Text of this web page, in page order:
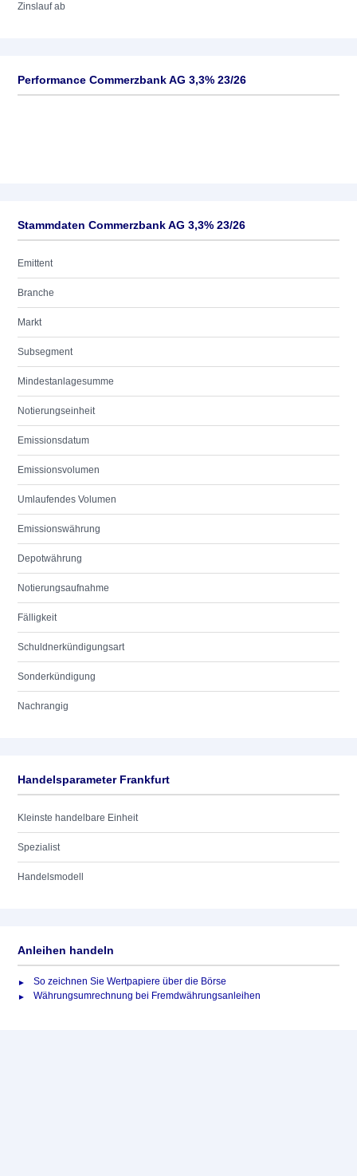
Zinslauf ab
Performance Commerzbank AG 3,3% 23/26
Stammdaten Commerzbank AG 3,3% 23/26
Emittent
Branche
Markt
Subsegment
Mindestanlagesumme
Notierungseinheit
Emissionsdatum
Emissionsvolumen
Umlaufendes Volumen
Emissionswährung
Depotwährung
Notierungsaufnahme
Fälligkeit
Schuldnerkündigungsart
Sonderkündigung
Nachrangig
Handelsparameter Frankfurt
Kleinste handelbare Einheit
Spezialist
Handelsmodell
Anleihen handeln
So zeichnen Sie Wertpapiere über die Börse
Währungsumrechnung bei Fremdwährungsanleihen